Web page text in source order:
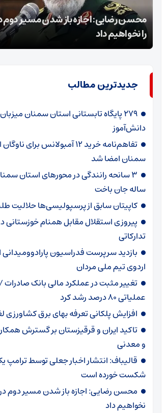
محسن رضایی: اجازه باز شدن مسیر دوم
را نخواهیم داد
جدیدترین مطالب
دانش‌آموز
تفاهم‌نامه خرید ۱۲ آمبولانس برای
سمنان امضا شد
ساله جان باخت
کاپیتان سابق از پرسپولیسی‌ها حلالیت
پیروزی استقلال مقابل همنام خوزستانی
تدارکاتی
بازدید سرپرست فدراسیون
اردوی تیم ملی مردان
تغییر مثبت در عملکرد مالی بانک صادرات
عملیاتی ۸۰ درصد رشد کرد
افزایش پلکانی تعرفه بهای برق کشاورزی
تاکید ایران و قرقیزستان بر گسترش
و معدنی
قالیباف: انتشار اخبار جعلی توسط ترامپ
شکست خورده است
محسن رضایی: اجازه باز شدن مسیر دوم در
نخواهیم داد